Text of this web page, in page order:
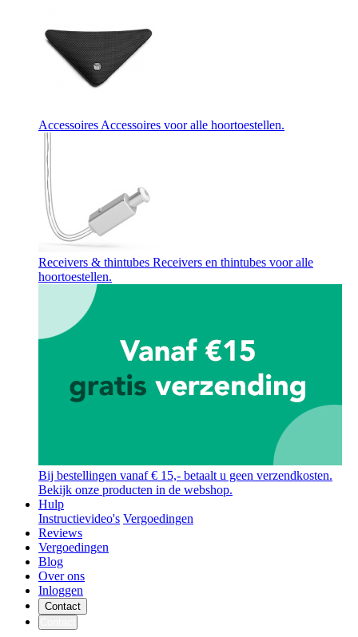
AccessoiresAccessoires voor alle hoortoestellen.
Receivers & thintubes Receivers en thintubes voor alle
hoortoestellen.
Bij bestellingen vanaf € 15,- betaalt u geen verzendkosten.
Bekijk onze producten in de webshop.
Hulp
Instructievideo's Vergoedingen
Reviews
Vergoedingen
Blog
Over ons
Inloggen
Contact